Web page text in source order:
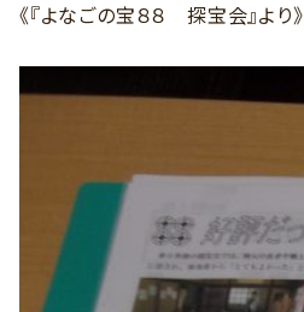
《『よなごの宝８８ 探宝会』より》